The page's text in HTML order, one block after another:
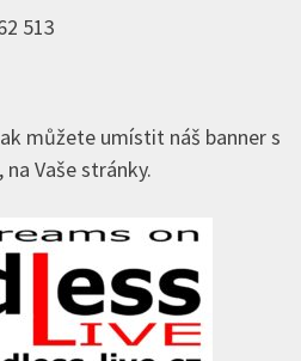
513
můžete umístit náš banner s
Vaše stránky.